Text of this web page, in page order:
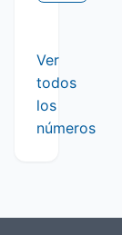
Ver
todos
los
números